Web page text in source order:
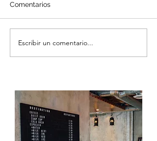
Comentarios
Escribir un comentario...